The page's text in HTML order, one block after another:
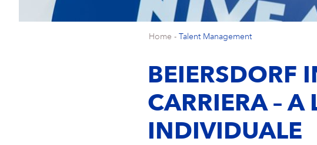
Home - Talent Management
BEIERSDORF
CARRIERA – A
INDIVIDUALE